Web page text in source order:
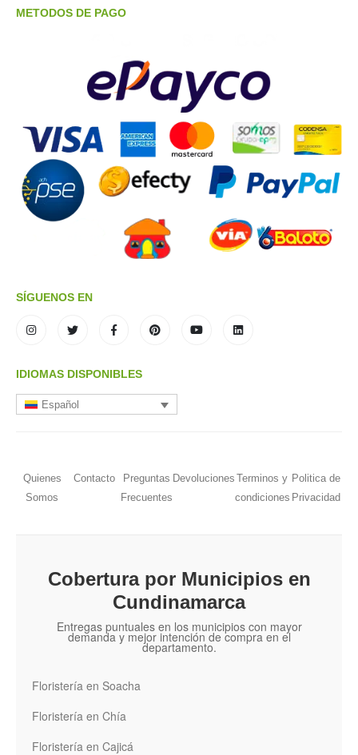
METODOS DE PAGO
SÍGUENOS EN
IDIOMAS DISPONIBLES
Español
Quienes
Somos
Contacto
Preguntas
Frecuentes
Devoluciones Terminos y
condiciones
Politica de
Privacidad
Cobertura por Municipios en
Cundinamarca
Entregas puntuales en los municipios con mayor
demanda y mejor intención de compra en el
departamento.
Floristería en Soacha
Floristería en Chía
Floristería en Cajicá